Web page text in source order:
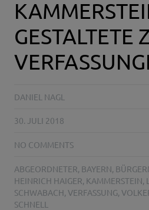
GESTALTETE
DANIEL NAGL
30. JULI 2018
NO COMMENTS
ABGEORDNETER BAYERN
HEINRICH HAIGER KAMMERSTEIN
SCHWABACH VERFASSUNG
SCHNELL